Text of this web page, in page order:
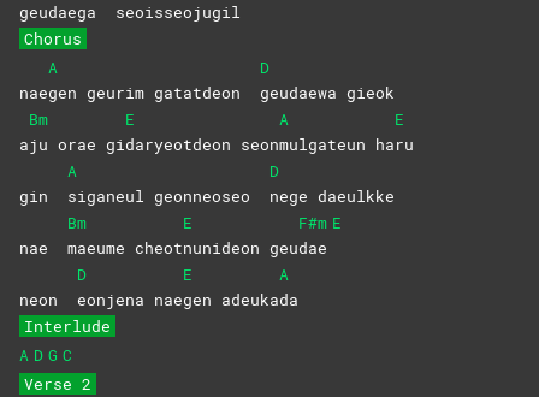
geudaega seoisseojugil
Chorus
nae
A
gen geurim gatatdeon
D
geudaewa gieok
a
Bm
ju orae gi
E
daryeotdeon seon
A
mulgateun ha
E
ru
gin
A
siganeul geonneoseo
D
nege daeulkke
nae
Bm
maeume cheot
E
nunideon geu
F#m
dae
E
neon
D
eonjena nae
E
gen adeuka
A
da
Interlude
A D G C
Verse 2